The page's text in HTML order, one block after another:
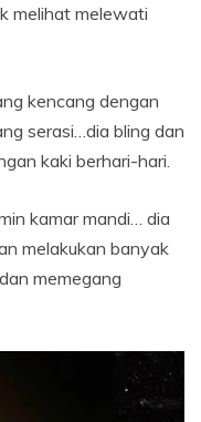
melihat melewati
kencang dengan
serasi…dia bling dan
kaki berhari-hari.
kamar mandi… dia
melakukan banyak
memegang